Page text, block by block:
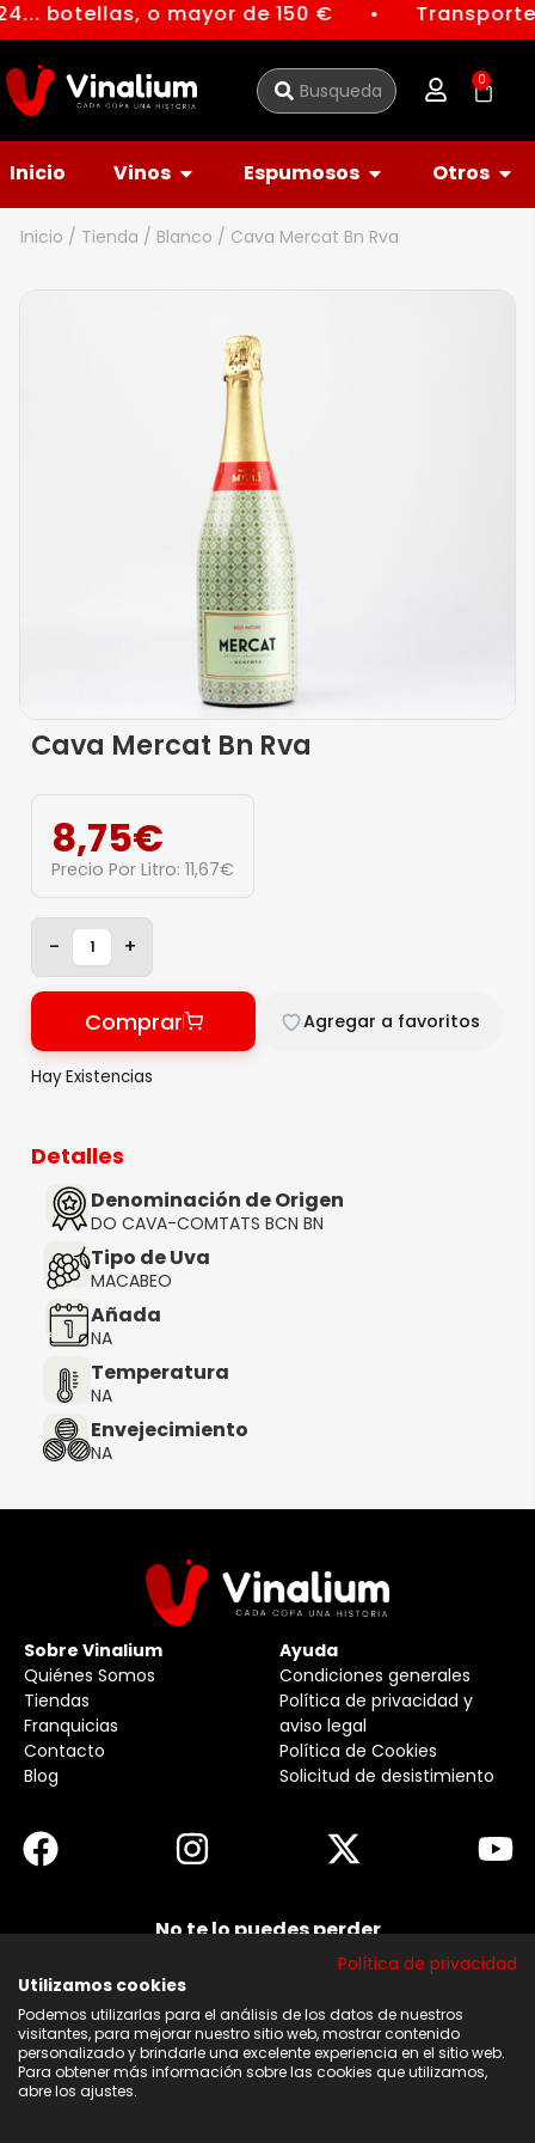
botellas, o mayor de 150 € ●
0
Inicio Vinos Espumosos Otros
Inicio / Tienda / Blanco / Cava Mercat Bn Rva
Cava Mercat Bn Rva
8,75€
Precio Por Litro: 11,67€
- +
Comprar Agregar a favoritos
Hay Existencias
Detalles
Denominación de Origen
DO CAVA-COMTATS BCN BN
Tipo de Uva
MACABEO
Añada
NA
Temperatura
NA
Envejecimiento
NA
Sobre Vinalium
Quiénes Somos
Tiendas
Franquicias
Contacto
Blog
Ayuda
Condiciones generales
Política de privacidad y
aviso legal
Política de Cookies
Solicitud de desistimiento
No te lo puedes perder
ninguna de nuestras noticias, ofertas y
Acepto los términos y condiciones
Política de privacidad
Utilizamos cookies
Podemos utilizarlas para el análisis de los datos de nuestros
visitantes, para mejorar nuestro sitio web, mostrar contenido
personalizado y brindarle una excelente experiencia en el sitio web.
Para obtener más información sobre las cookies que utilizamos,
abre los ajustes.